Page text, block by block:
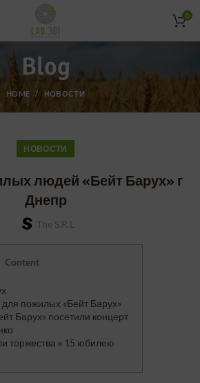
0
Blog
HOME НОВОСТИ
НОВОСТИ
людей «Бейт Барух» г
Днепр
The S.r.l
Content
пожилых «Бейт Барух»
Барух» посетили концерт
торжества к 15 юбилею